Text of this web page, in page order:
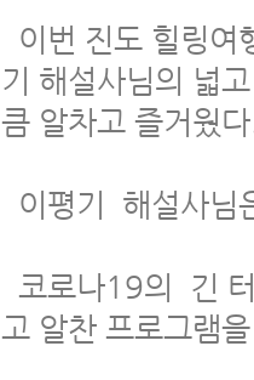
이번 진도 힐링여
기 해설사님의 넓
큼 알차고 즐거웠
이평기 해설사님
코로나19의 긴
고 알찬 프로그램